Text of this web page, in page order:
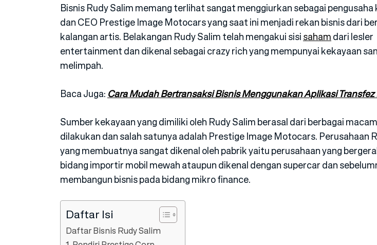
Bisnis Rudy Salim memang terlihat sangat menggiurkan sebagai pengusaha
dan CEO Prestige Image Motocars yang saat ini menjadi rekan bisnis dari
kalangan artis. Belakangan Rudy Salim telah mengakui sisisahamdari lesler
entertainment dan dikenal sebagai crazy rich yang mempunyai kekayaan
melimpah.
Baca Juga: Cara Mudah Bertransaksi Bisnis Menggunakan Aplikasi Transfez
Sumber kekayaan yang dimiliki oleh Rudy Salim berasal dari berbagai
dilakukan dan salah satunya adalah Prestige Image Motocars. Perusahaan
yang membuatnya sangat dikenal oleh pabrik yaitu perusahaan yang
bidang importir mobil mewah ataupun dikenal dengan supercar dan
membangun bisnis pada bidang mikro finance.
Daftar Isi
Daftar Bisnis Rudy Salim